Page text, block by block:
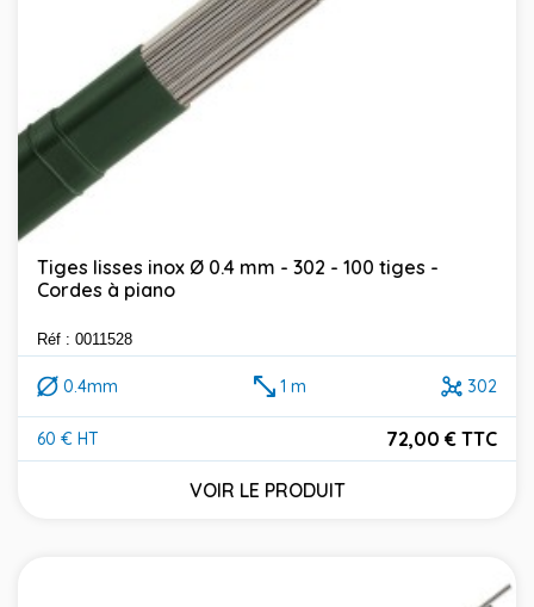
Tiges lisses inox Ø 0.4 mm - 302 - 100 tiges -
Cordes à piano
Réf : 0011528
0.4mm 1 m 302
60 € HT
Prix
72,00 € TTC
VOIR LE PRODUIT